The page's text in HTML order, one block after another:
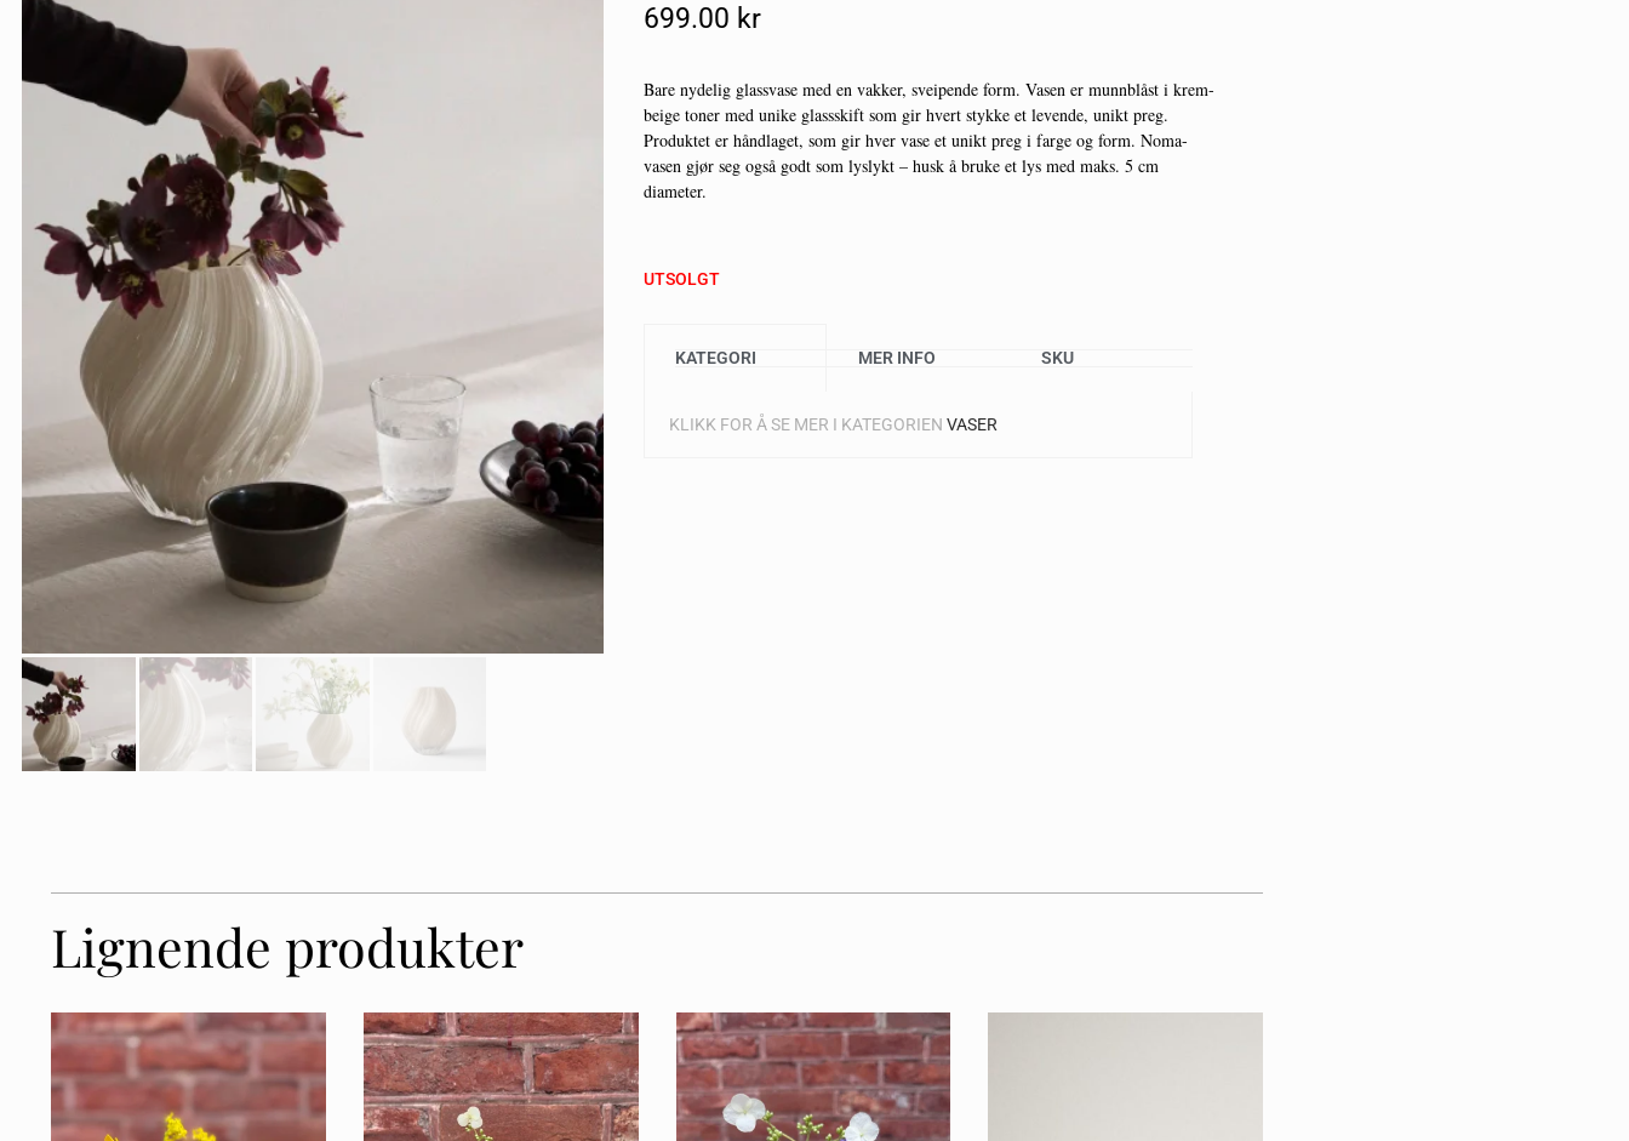
699.00 Kr
Bare nydelig glassvase med en vakker, sveipende form. Vasen er munnblåst i krem-
beige toner med unike glassskift som gir hvert stykke et levende, unikt preg.
Produktet er håndlaget, som gir hver vase et unikt preg i farge og form. Noma-
vasen gjør seg også godt som lyslykt – husk å bruke et lys med maks. 5 cm
diameter.
UTSOLGT
KATEGORI MER INFO SKU
KLIKK FOR Å SE MER I KATEGORIEN VASER
Lignende produkter